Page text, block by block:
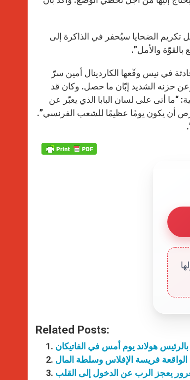
تكريم الضحايا سيُحفر في الذاكرة إلى
بالقوّة والأمل”.
في نيس وقّعها الكاردينال أمين سرّ
حزنه الشديد إبّان ما حصل. وكان قد
“ما أتى على لسان البابا الذي يعبّر عن
أن يكون يومًا عظيمًا للشعب الفرنسي”.
Related Posts:
الواقعة فريسة الإفلاس وسلطة المال
يعجز الرب عن الدخول إلى القلب